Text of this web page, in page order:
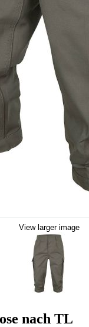
View larger image
nach TL